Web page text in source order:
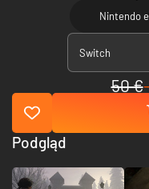
Nintendo
Switch
50 €
Podgląd